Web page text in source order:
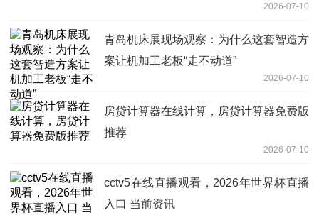
2026-07-10
青岛机床展现场观察：为什么这套智造方
案让机加工老板“走不动道”
2026-07-10
房贷计算器在线计算，房贷计算器免费版
推荐
2026-07-10
cctv5在线直播观看，2026年世界杯直播
入口 当前资讯